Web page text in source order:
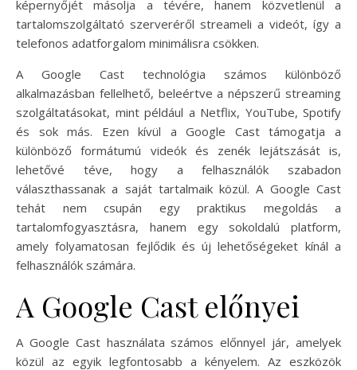
képernyőjét másolja a tévére, hanem közvetlenül a
tartalomszolgáltató szerveréről streameli a videót, így a
telefonos adatforgalom minimálisra csökken.
A Google Cast technológia számos különböző
alkalmazásban fellelhető, beleértve a népszerű streaming
szolgáltatásokat, mint például a Netflix, YouTube, Spotify
és sok más. Ezen kívül a Google Cast támogatja a
különböző formátumú videók és zenék lejátszását is,
lehetővé téve, hogy a felhasználók szabadon
választhassanak a saját tartalmaik közül. A Google Cast
tehát nem csupán egy praktikus megoldás a
tartalomfogyasztásra, hanem egy sokoldalú platform,
amely folyamatosan fejlődik és új lehetőségeket kínál a
felhasználók számára.
A Google Cast előnyei
A Google Cast használata számos előnnyel jár, amelyek
közül az egyik legfontosabb a kényelem. Az eszközök